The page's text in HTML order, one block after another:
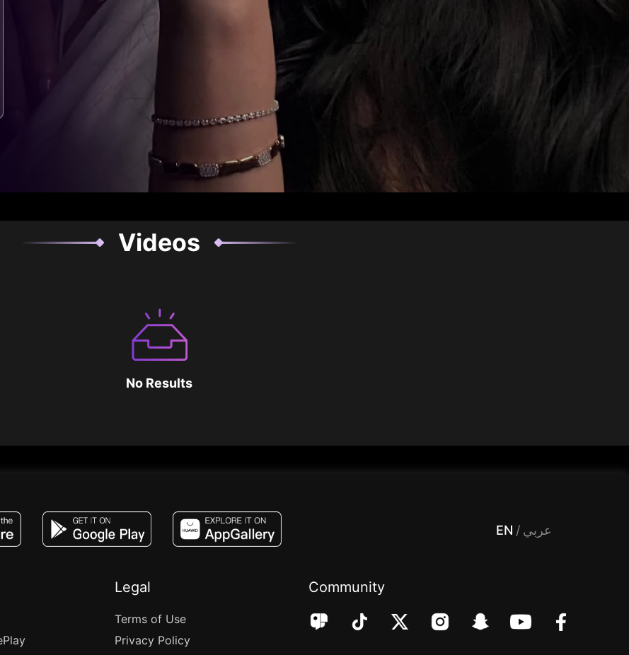
Videos
No Results
EN / عربي
Legal
Terms of Use
Privacy Policy
Community